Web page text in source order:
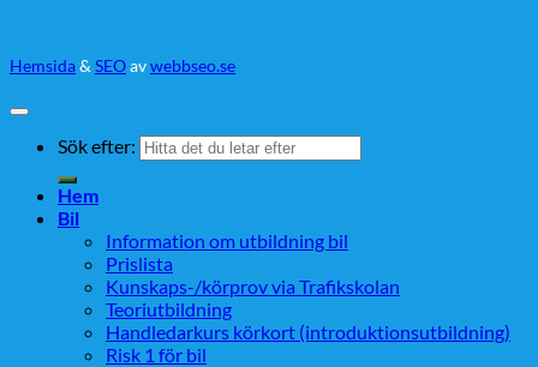
Hemsida& SEOavwebbseo.se
Sök efter:
Hem
Bil
Information om utbildning bil
Prislista
Kunskaps-/körprov via Trafikskolan
Teoriutbildning
Handledarkurs körkort (introduktionsutbildning)
Risk 1 för bil